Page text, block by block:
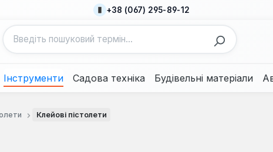
+38 (067) 295-89-12
Інструменти Садова техніка Будівельні матеріали
Клейові пістолети